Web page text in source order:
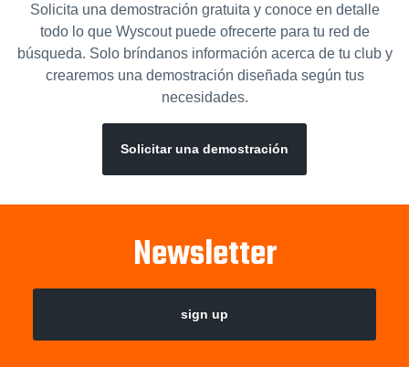
Solicita una demostración gratuita y conoce en detalle
todo lo que Wyscout puede ofrecerte para tu red de
búsqueda. Solo bríndanos información acerca de tu club y
crearemos una demostración diseñada según tus
necesidades.
Solicitar una demostración
Newsletter
sign up